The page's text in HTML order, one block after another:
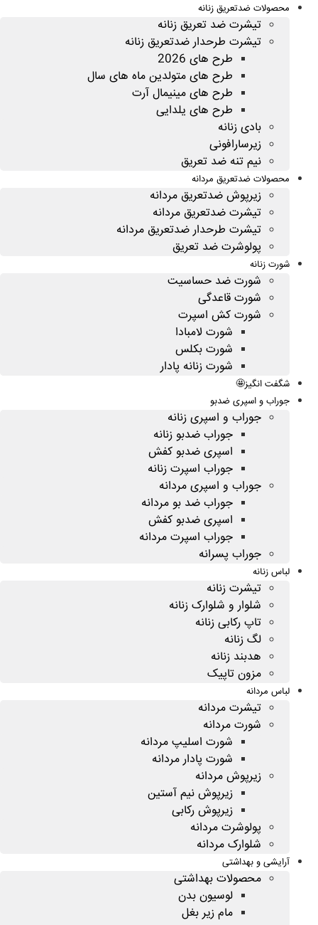
محصولات ضدتعریق زنانه
تیشرت ضد تعریق زنانه
تیشرت طرحدار ضدتعریق زنانه
طرح های 2026
طرح های متولدین ماه های سال
طرح های مینیمال آرت
طرح های یلدایی
بادی زنانه
زیرسارافونی
نیم تنه ضد تعریق
محصولات ضدتعریق مردانه
زیرپوش ضدتعریق مردانه
تیشرت ضدتعریق مردانه
تیشرت طرحدار ضدتعریق مردانه
پولوشرت ضد تعریق
شورت زنانه
شورت ضد حساسیت
شورت قاعدگی
شورت کش اسپرت
شورت لامبادا
شورت بکلس
شورت زنانه پادار
شگفت انگیز🤩
جوراب و اسپری ضدبو
جوراب و اسپری زنانه
جوراب ضدبو زنانه
اسپری ضدبو کفش
جوراب اسپرت زنانه
جوراب و اسپری مردانه
جوراب ضد بو مردانه
اسپری ضدبو کفش
جوراب اسپرت مردانه
جوراب پسرانه
لباس زنانه
تیشرت زنانه
شلوار و شلوارک زنانه
تاپ رکابی زنانه
لگ زنانه
هدبند زنانه
مزون تاپیک
لباس مردانه
تیشرت مردانه
شورت مردانه
شورت اسلیپ مردانه
شورت پادار مردانه
زیرپوش مردانه
زیرپوش نیم آستین
زیرپوش رکابی
پولوشرت مردانه
شلوارک مردانه
آرایشی و بهداشتی
محصولات بهداشتی
لوسیون بدن
مام زیر بغل